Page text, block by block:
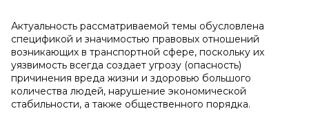
Актуальность рассматриваемой темы обусловлена
спецификой и значимостью правовых отношений
возникающих в транспортной сфере, поскольку их
уязвимость всегда создает угрозу (опасность)
причинения вреда жизни и здоровью большого
количества людей, нарушение экономической
стабильности, а также общественного порядка.